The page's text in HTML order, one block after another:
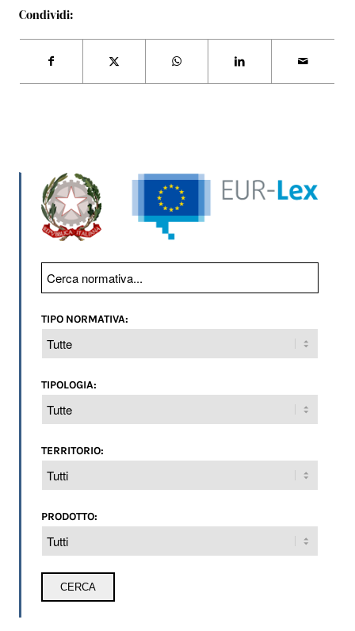
Condividi:
TIPO NORMATIVA:
TIPOLOGIA:
TERRITORIO:
PRODOTTO: